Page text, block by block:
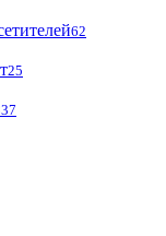
62
25